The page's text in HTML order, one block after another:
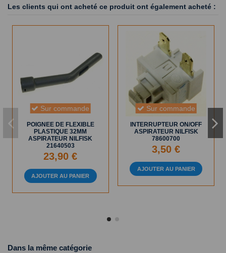
Les clients qui ont acheté ce produit ont également acheté :
Sur commande
POIGNEE DE FLEXIBLE
PLASTIQUE 32MM
ASPIRATEUR NILFISK
21640503
23,90 €
AJOUTER AU PANIER
Sur commande
INTERRUPTEUR ON/OFF
ASPIRATEUR NILFISK
78600700
3,50 €
AJOUTER AU PANIER
Dans la même catégorie